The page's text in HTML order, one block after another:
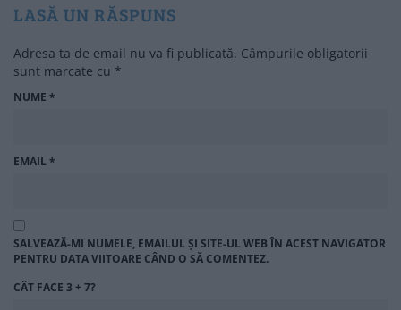
LASĂ UN RĂSPUNS
Adresa ta de email nu va fi publicată. Câmpurile obligatorii
sunt marcate cu *
NUME *
EMAIL*
SALVEAZĂ-MI NUMELE, EMAILUL ȘI SITE-UL WEB ÎN ACEST NAVIGATOR
PENTRU DATA VIITOARE CÂND O SĂ COMENTEZ.
CÂT FACE 3 + 7?